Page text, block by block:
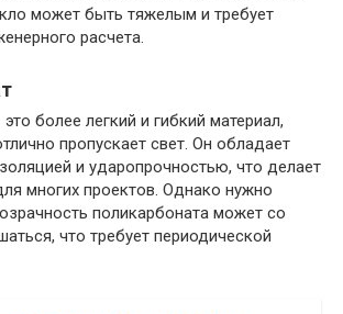
может быть тяжелым и требует
расчета.
более легкий и гибкий материал,
пропускает свет. Он обладает
и ударопрочностью, что делает
многих проектов. Однако нужно
поликарбоната может со
что требует периодической